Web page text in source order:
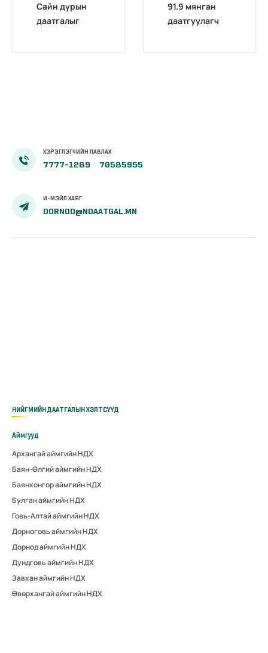
Сайн дурын
даатгалыг
91.9 мянган
даатгуулагч
ХЭРЭГЛЭГЧИЙН ЛАВЛАХ
7777-1289 70585955
И-МЭЙЛ ХАЯГ
DORNOD@NDAATGAL.MN
НИЙГМИЙН ДААТГАЛЫН ХЭЛТСҮҮД
Аймгууд
Архангай аймгийн НДХ
Баян-Өлгий аймгийн НДХ
Баянхонгор аймгийн НДХ
Булган аймгийн НДХ
Говь-Алтай аймгийн НДХ
Дорноговь аймгийн НДХ
Дорнод аймгийн НДХ
Дундговь аймгийн НДХ
Завхан аймгийн НДХ
Өвөрхангай аймгийн НДХ